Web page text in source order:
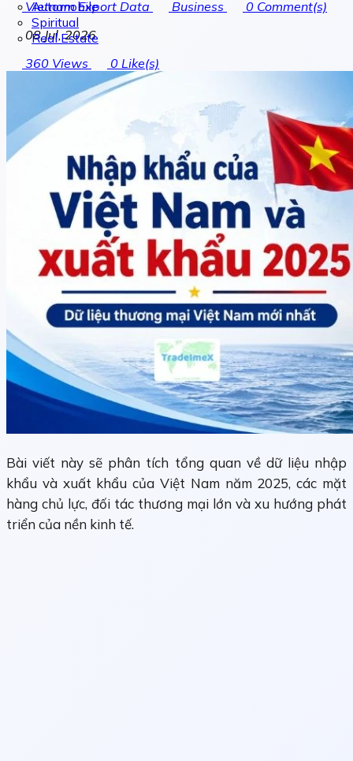
Automobile
Spiritual
Real Estate
Vietnam Export Data Business 0 Comment(s)
08 Jul, 2026
360 Views 0 Like(s)
Bài viết này sẽ phân tích tổng quan về dữ liệu nhập
khẩu và xuất khẩu của Việt Nam năm 2025, các mặt
hàng chủ lực, đối tác thương mại lớn và xu hướng phát
triển của nền kinh tế.